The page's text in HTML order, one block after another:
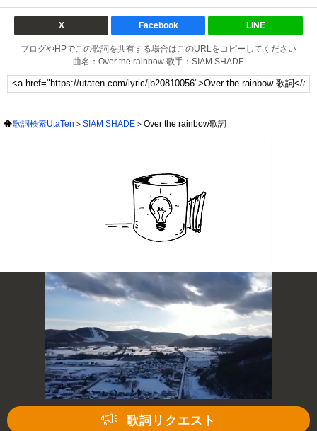
X Facebook LINE
ブログやHPでこの歌詞を共有する場合はこのURLをコピーしてください
曲名：Over the rainbow 歌手：SIAM SHADE
歌詞検索UtaTen SIAM SHADE Over the rainbow歌詞
歌詞リクエスト